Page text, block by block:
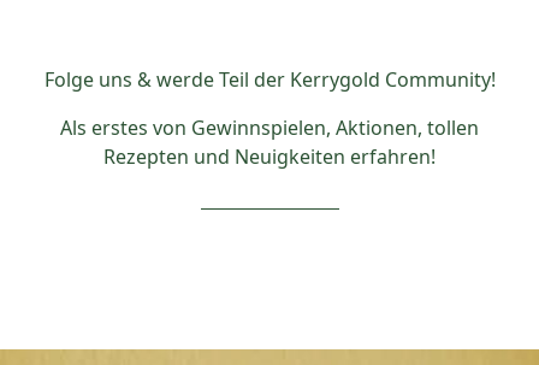
Folge uns & werde Teil der Kerrygold Community!
Als erstes von Gewinnspielen, Aktionen, tollen
Rezepten und Neuigkeiten erfahren!